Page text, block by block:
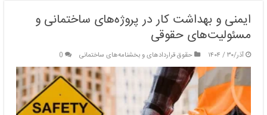
ایمنی و بهداشت کار در پروژه‌های ساختمانی و
مسئولیت‌های حقوقی
آذر/۳۰ / ۱۴۰۴ حقوق قراردادهای و بخشنامه‌های ساختمانی 0